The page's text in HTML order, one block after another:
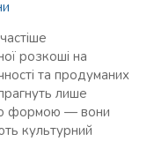
розкоші на
та продуманих
лише
формою — вони
культурний